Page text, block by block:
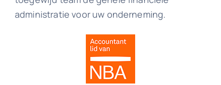
administratie voor uw onderneming.